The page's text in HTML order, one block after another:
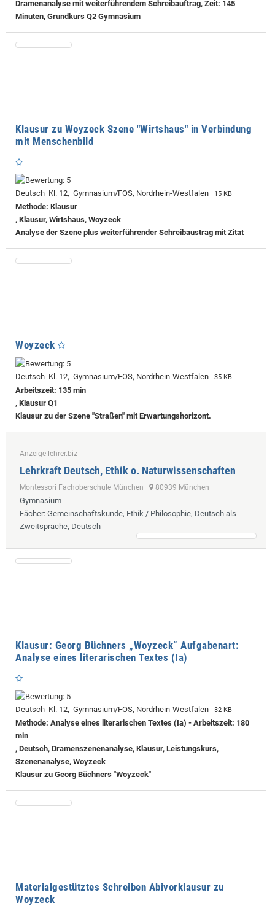
Dramenanalyse mit weiterführendem Schreibauftrag, Zeit: 145
Minuten, Grundkurs Q2 Gymnasium
Klausur zu Woyzeck Szene "Wirtshaus" in Verbindung
mit Menschenbild
Deutsch Kl. 12, Gymnasium/FOS, Nordrhein-Westfalen 15 KB
Methode: Klausur
, Klausur, Wirtshaus, Woyzeck
Analyse der Szene plus weiterführender Schreibaustrag mit Zitat
Woyzeck
Deutsch Kl. 12, Gymnasium/FOS, Nordrhein-Westfalen 35 KB
Arbeitszeit: 135 min
, Klausur Q1
Klausur zu der Szene "Straßen" mit Erwartungshorizont.
Anzeige lehrer.biz
Lehrkraft Deutsch, Ethik o. Naturwissenschaften
Montessori Fachoberschule München 80939 München
Gymnasium
Fächer: Gemeinschaftskunde, Ethik / Philosophie, Deutsch als
Zweitsprache, Deutsch
Klausur: Georg Büchners „Woyzeck“ Aufgabenart:
Analyse eines literarischen Textes (Ia)
Deutsch Kl. 12, Gymnasium/FOS, Nordrhein-Westfalen 32 KB
Methode: Analyse eines literarischen Textes (Ia) - Arbeitszeit: 180
min
, Deutsch, Dramenszenenanalyse, Klausur, Leistungskurs,
Szenenanalyse, Woyzeck
Klausur zu Georg Büchners "Woyzeck"
Materialgestütztes Schreiben Abivorklausur zu
Woyzeck